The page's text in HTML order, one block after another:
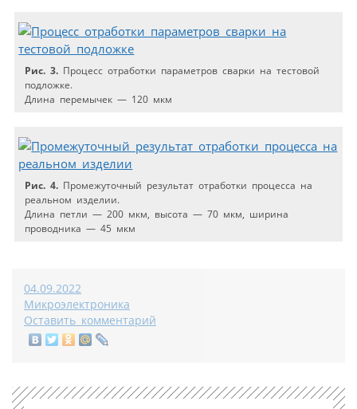
Рис. 3. Процесс отработки параметров сварки на тестовой
подложке.
Длина перемычек — 120 мкм
Рис. 4. Промежуточный результат отработки процесса на
реальном изделии.
Длина петли — 200 мкм, высота — 70 мкм, ширина
проводника — 45 мкм
04.09.2022
Микроэлектроника
Оставить комментарий